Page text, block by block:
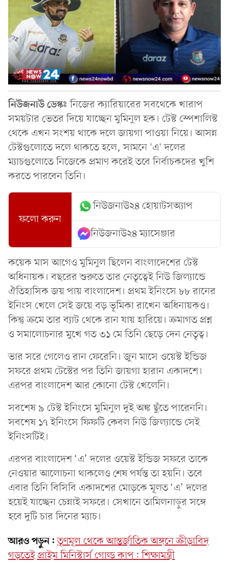
নিউজনাউ ডেস্কঃনিজের ক্যারিয়ারের সবথেকে খারাপ
সময়টার ভেতর দিয়ে যাচ্ছেন মুমিনুল হক। টেস্ট স্পেশালিস্ট
থেকে এখন সংশয় থাকে দলে জায়গা পাওয়া নিয়ে। আসন্ন
টেস্টগুলোতে দলে থাকতে হলে, সামনে 'এ' দলের
ম্যাচগুলোতে নিজেকে প্রমাণ করেই তবে নির্বাচকদের খুশি
করতে পারবেন তিনি।
ফলো করুন
নিউজনাউ২৪ হোয়াটসঅ্যাপ
নিউজনাউ২৪ ম্যাসেঞ্জার
কয়েক মাস আগেও মুমিনুল ছিলেন বাংলাদেশের টেস্ট
অধিনায়ক। বছরের শুরুতে তার নেতৃত্বেই নিউ জিল্যান্ডে
ঐতিহাসিক জয় পায় বাংলাদেশ। প্রথম ইনিংসে ৮৮ রানের
ইনিংস খেলে সেই জয়ে বড় ভূমিকা রাখেন অধিনায়কও।
কিন্তু ক্রমে তার ব্যাট থেকে রান যায় হারিয়ে। ক্রমাগত প্রশ্ন
ও সমালোচনার মুখে গত ৩১ মে তিনি ছেড়ে দেন নেতৃত্ব।
ভার সরে গেলেও রান ফেরেনি। জুন মাসে ওয়েস্ট ইন্ডিজ
সফরে প্রথম টেস্টের পর তিনি জায়গা হারান একাদশে।
এরপর বাংলাদেশ আর কোনো টেস্ট খেলেনি।
সবশেষ ৯ টেস্ট ইনিংসে মুমিনুল দুই অঙ্ক ছুঁতে পারেননি।
সবশেষ ১৭ ইনিংসে ফিফটি কেবল নিউ জিল্যান্ডে সেই
ইনিংসটিই।
এরপর বাংলাদেশ ‘এ’ দলের ওয়েস্ট ইন্ডিজ সফরে তাকে
নেওয়ার আলোচনা থাকলেও শেষ পর্যন্ত তা হয়নি। তবে
এবার তিনি বিসিবি একাদশের মোড়কে মূলত ‘এ’ দলের
হয়েই যাচ্ছেন চেন্নাই সফরে। সেখানে তামিলনাড়ুর সঙ্গে
হবে দুটি চার দিনের ম্যাচ।
আরও পড়ুন: তৃণমূল থেকে আন্তর্জাতিক অঙ্গনে ক্রীড়াবিদ
গড়তেই প্রাইম মিনিস্টার্স গোল্ড কাপ: শিক্ষামন্ত্রী